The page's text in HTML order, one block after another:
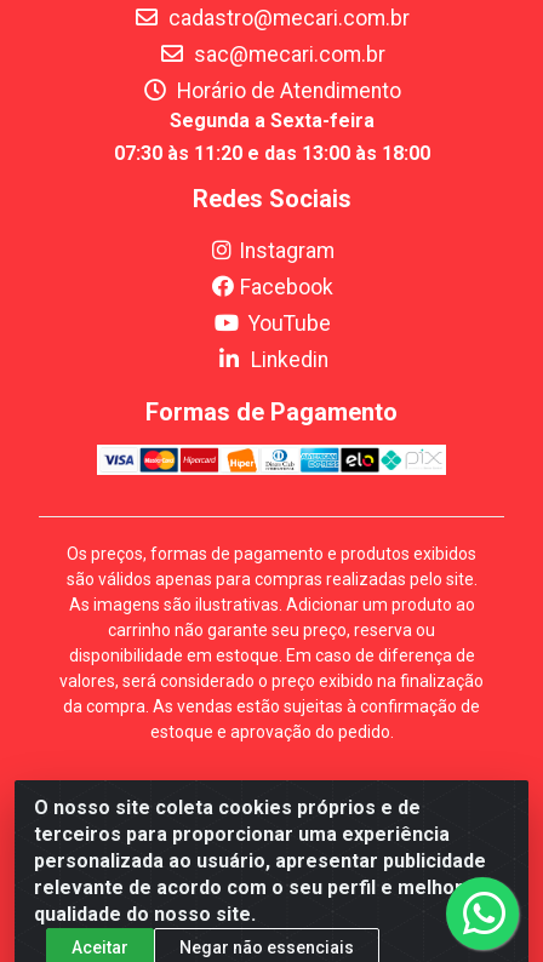
O nosso site coleta cookies próprios e de
terceiros para proporcionar uma experiência
personalizada ao usuário, apresentar publicidade
relevante de acordo com o seu perfil e melhorar a
qualidade do nosso site.
Aceitar Negar não essenciais
cadastro@mecari.com.br
sac@mecari.com.br
Horário de Atendimento
Segunda a Sexta-feira
07:30 às 11:20 e das 13:00 às 18:00
Redes Sociais
Instagram
Facebook
YouTube
Linkedin
Formas de Pagamento
Os preços, formas de pagamento e produtos exibidos
são válidos apenas para compras realizadas pelo site.
As imagens são ilustrativas. Adicionar um produto ao
carrinho não garante seu preço, reserva ou
disponibilidade em estoque. Em caso de diferença de
valores, será considerado o preço exibido na finalização
da compra. As vendas estão sujeitas à confirmação de
estoque e aprovação do pedido.
Mécari Distribuidora - Av. Gury Marques, 5164. Jd Centro
Oeste. Campo Grande MS. CEP 79072-000. CNPJ
70.357.959/0001-64